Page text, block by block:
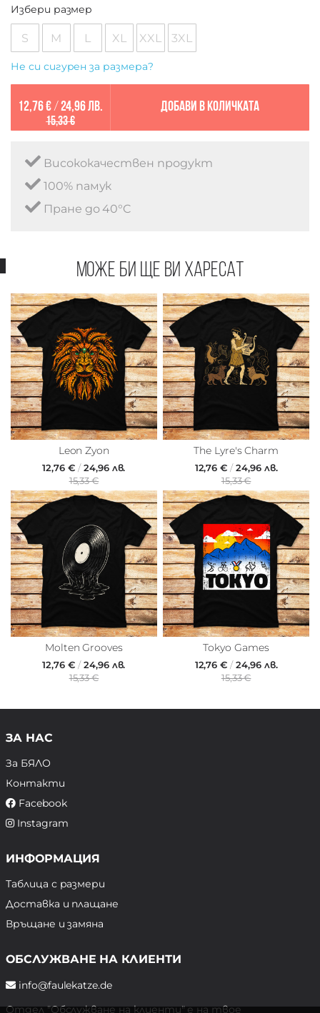
Избери размер
S M L XL XXL 3XL
Не си сигурен за размера?
12,76 €/ 24,96 лв.
15,33 €
Добави в количката
Висококачествен продукт
100% памук
Пране до 40°C
Може би ще ви харесат
Leon Zyon
12,76 € /24,96 лв.
15,33 €
The Lyre's Charm
12,76 €/24,96 лв.
15,33 €
Molten Grooves
12,76 € /24,96 лв.
15,33 €
Tokyo Games
12,76 €/24,96 лв.
15,33 €
ЗА НАС
За БЯЛО
Контакти
Facebook
Instagram
ИНФОРМАЦИЯ
Таблица с размери
Доставка и плащане
Връщане и замяна
ОБСЛУЖВАНЕ НА КЛИЕНТИ
info@faulekatze.de
Отдел "Обслужване на клиенти" е на твое